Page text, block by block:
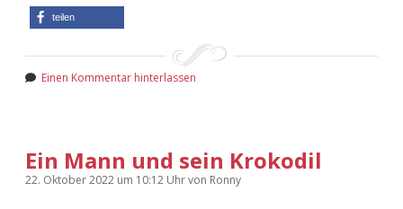
teilen
Einen Kommentar hinterlassen
Ein Mann und sein Krokodil
22. Oktober 2022 um 10:12 Uhrvon Ronny